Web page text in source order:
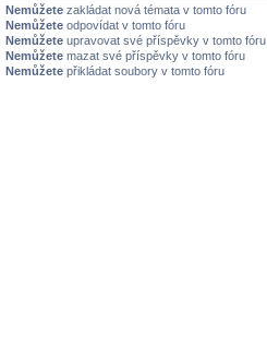
Nemůžete zakládat nová témata v tomto fóru
Nemůžete odpovídat v tomto fóru
Nemůžete upravovat své příspěvky v tomto fóru
Nemůžete mazat své příspěvky v tomto fóru
Nemůžete přikládat soubory v tomto fóru